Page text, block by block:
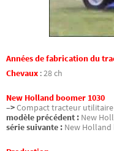
Années de fabrication du
Chevaux :28 ch
New Holland boomer 1030
–>Compact tracteur utilitaire
modèle précédent : New
série suivante : New Holland